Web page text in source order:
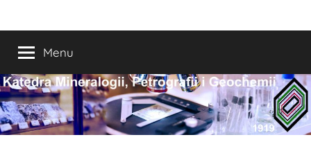
Katedra
Mineralogii,
Petrografii
i
Menu